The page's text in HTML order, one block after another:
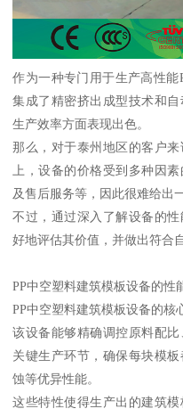
作为一种专门用于生产高性
集成了精密挤出成型技术和
生产效率方面表现出色。
那么，对于泰州地区的客户
上，设备的价格受到多种因
及售后服务等，因此很难给出
不过，通过深入了解设备的
好地评估其价值，并做出符合
PP中空塑料建筑模板设备的性
PP中空塑料建筑模板设备的核
该设备能够精确调控原料配
关键生产环节，确保每块模
蚀等优异性能。
这些特性使得生产出的建筑